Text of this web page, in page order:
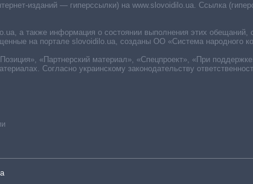
изданий — гиперссылки) на www.slovoidilo.ua. Ссылка
а также информация о состоянии выполнения этих обещаний,
на портале slovoidilo.ua, созданы ОО «Система народного
«Партнерский материал», «Спецпроект», «При
Согласно украинскому законодательству